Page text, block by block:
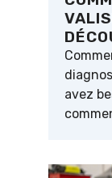
avez